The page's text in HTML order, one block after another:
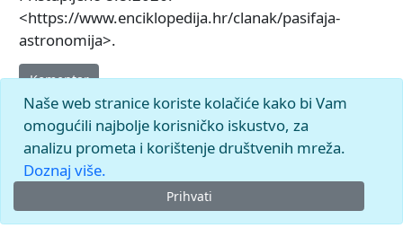
<https://www.enciklopedija.hr/clanak/pasifaja-
astronomija>.
Komentar
Naše web stranice koriste kolačiće kako bi Vam
omogućili najbolje korisničko iskustvo, za
analizu prometa i korištenje društvenih mreža.
Doznaj više.
Prihvati
© 2026.Leksikografski zavodMiroslav Krleža